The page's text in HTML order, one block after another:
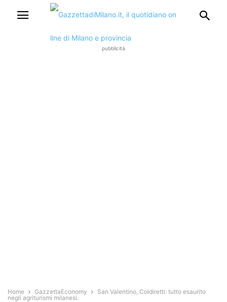
pubblicità
Home GazzettaEconomy
San Valentino, Coldiretti: tutto esaurito
negli agriturismi milanesi.